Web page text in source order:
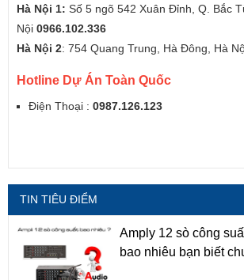
Hà Nội 1: Số 5 ngõ 542 Xuân Đỉnh, Q. Bắc
Nội 0966.102.336
Hà Nội 2: 754 Quang Trung, Hà Đông, Hà
Hotline Dự Án Toàn Quốc
Điện Thoại : 0987.126.123
TIN TIÊU ĐIỂM
Amply 12 sò công
bao nhiêu bạn biết